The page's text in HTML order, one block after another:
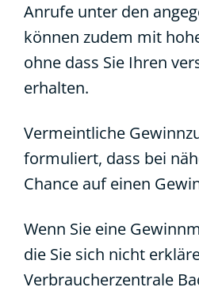
Anrufe unter den
können zudem mit
ohne dass Sie Ihren
erhalten.
Vermeintliche
formuliert, dass bei
Chance auf einen
Wenn Sie eine
die Sie sich nicht
Verbraucherzentrale